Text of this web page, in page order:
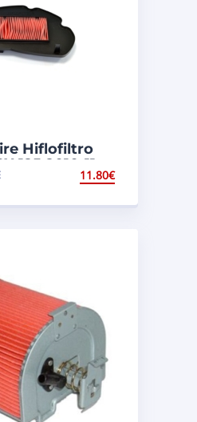
Hiflofiltro
125 2010-11
11.80€